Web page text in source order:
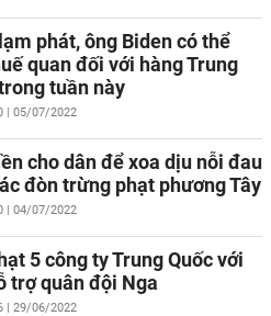
phát, ông Biden có thể
quan đối với hàng Trung
tuần này
| 05/07/2022
cho dân để xoa dịu nỗi đau
đòn trừng phạt phương Tây
| 04/07/2022
5 công ty Trung Quốc với
trợ quân đội Nga
| 29/06/2022